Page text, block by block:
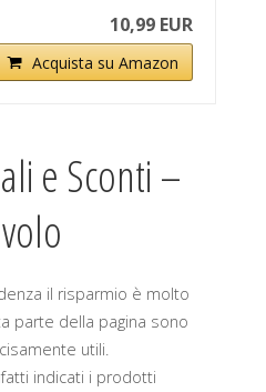
10,99 EUR
Acquista su Amazon
e Sconti –
il risparmio è molto
parte della pagina sono
utili.
indicati i prodotti